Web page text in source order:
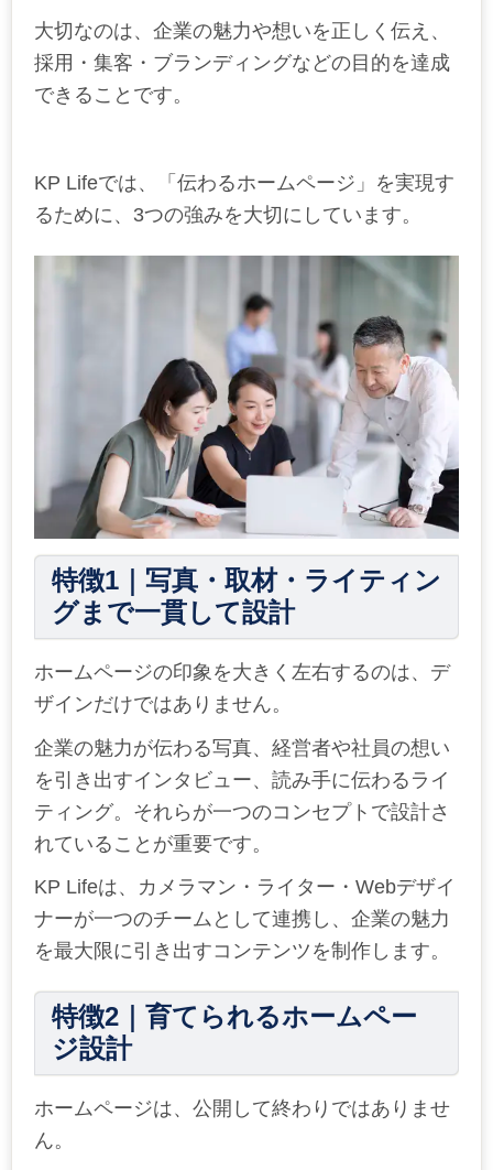
大切なのは、企業の魅力や想いを正しく伝え、
採用・集客・ブランディングなどの目的を達成
できることです。
KP Lifeでは、「伝わるホームページ」を実現す
るために、 3つの強みを大切にしています。
特徴1 ｜写真・取材・ライティン
グまで一貫して設計
ホームページの印象を大きく左右するのは、デ
ザインだけではありません。
企業の魅力が伝わる写真、経営者や社員の想い
を引き出すインタビュー、読み手に伝わるライ
ティング。それらが一つのコンセプトで設計さ
れていることが重要です。
KP Lifeは、カメラマン・ライター・Webデザイ
ナーが一つのチームとして連携し、企業の魅力
を最大限に引き出すコンテンツを制作します。
特徴2 ｜育てられるホームペー
ジ設計
ホームページは、公開して終わりではありませ
ん。